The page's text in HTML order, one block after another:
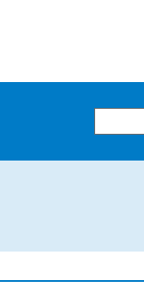
Zoeken